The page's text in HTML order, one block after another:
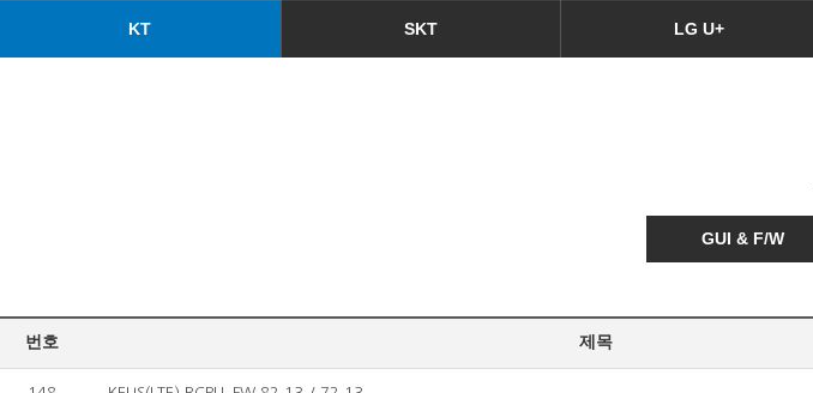
KT SKT LG U+
GUI & F/W
번호 제목